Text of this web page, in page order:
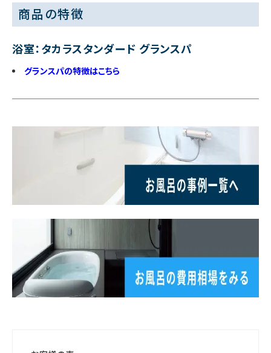
商品の特徴
浴室：タカラスタンダード グランスパ
グランスパの特徴はこちら